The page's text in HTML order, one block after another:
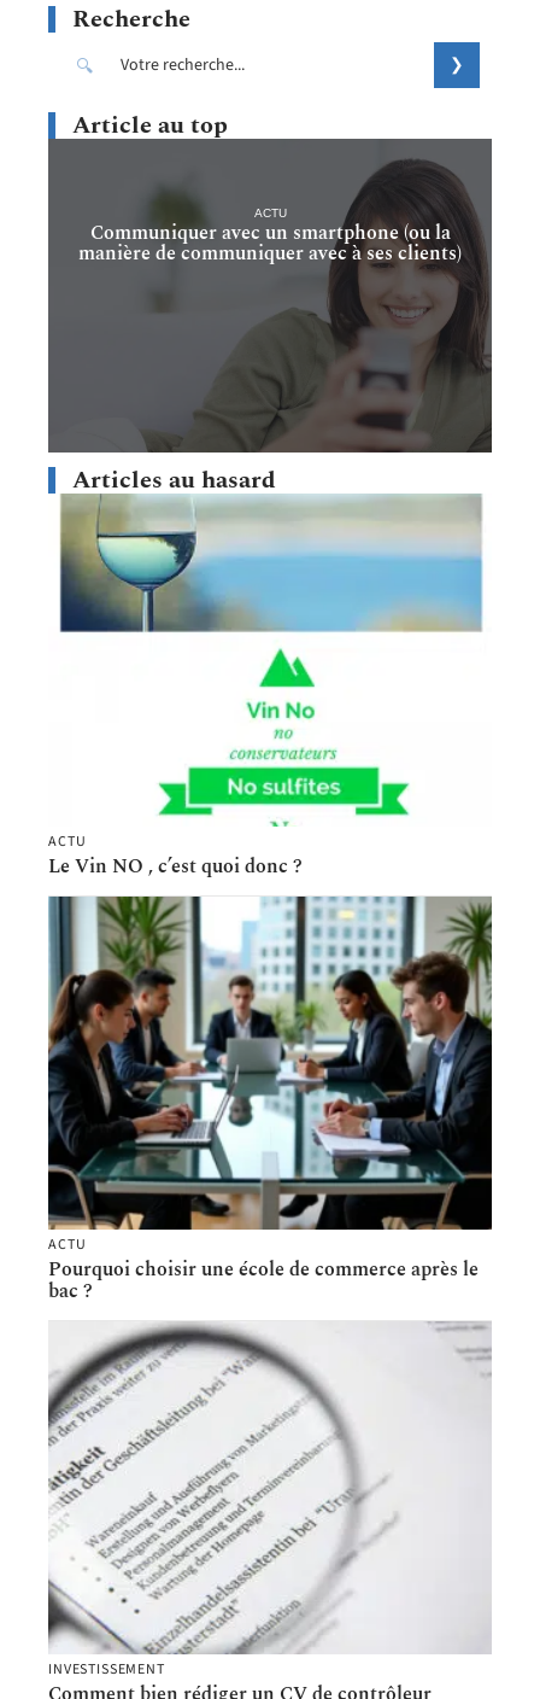
Recherche
Article au top
ACTU
Communiquer avec un smartphone (ou la
manière de communiquer avec à ses clients)
Articles au hasard
ACTU
Le Vin NO , c’est quoi donc ?
ACTU
Pourquoi choisir une école de commerce après le
bac ?
INVESTISSEMENT